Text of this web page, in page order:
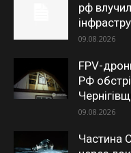
рф
09.08.2026
FPV-
РФ
09.08.2026
Частина